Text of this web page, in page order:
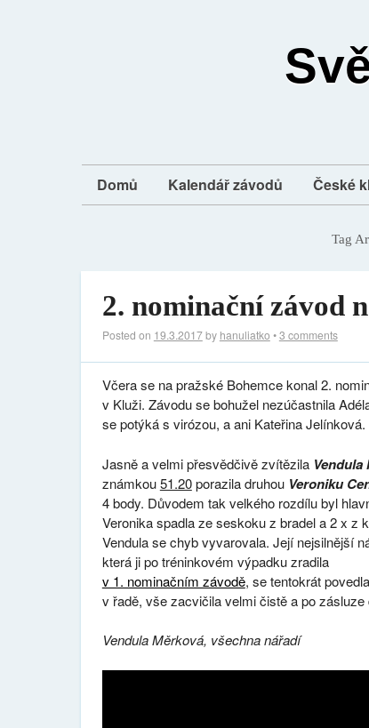
Domů Kalendář závodů České
Tag
2. nominační závod
Posted on 19.3.2017by hanuliatko •3 comments
Včera se na pražské Bohemce konal 2.
v Kluži. Závodu se bohužel nezúčastnila
se potýká s virózou, a ani Kateřina Jelínková.
Jasně a velmi přesvědčivě zvítězila Vendula
známkou51.20porazila druhou Veroniku
4 body. Důvodem tak velkého rozdílu byl
Veronika spadla ze seskoku z bradel a 2 x z
Vendula se chyb vyvarovala. Její nejsilnější
která ji po tréninkovém výpadku zradila
v 1. nominačním závodě, se tentokrát
v řadě, vše zacvičila velmi čistě a po
Vendula Měrková, všechna nářadí